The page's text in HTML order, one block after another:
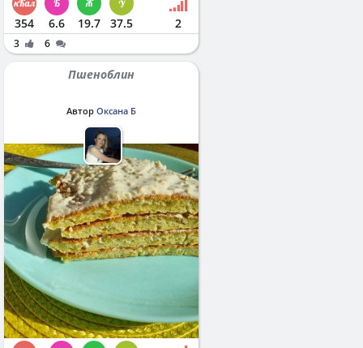
354 6.6 19.7 37.5 2
3 6
Пшеноблин
Автор Оксана Б